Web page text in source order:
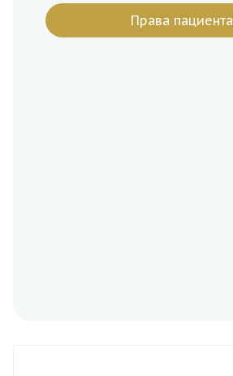
23 100
Сферогель Long Fine
Права пациента